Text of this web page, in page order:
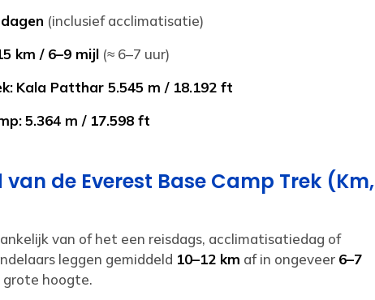
(inclusief acclimatisatie)
km / 6–9 mijl (≈ 6–7 uur)
Kala Patthar 5.545 m / 18.192 ft
5.364 m / 17.598 ft
de Everest Base Camp Trek (Km,
van of het een reisdags, acclimatisatiedag of
leggen gemiddeld 10–12 km af in ongeveer 6–7
grote hoogte.